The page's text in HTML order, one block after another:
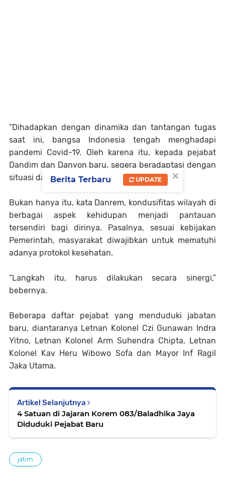
“Dihadapkan dengan dinamika dan tantangan tugas
saat ini, bangsa Indonesia tengah menghadapi
pandemi Covid-19. Oleh karena itu, kepada pejabat
Dandim dan Danyon baru, segera beradaptasi dengan
situasi dan kondisi lingkungan,” ujar Danrem.
Bukan hanya itu, kata Danrem, kondusifitas wilayah di
berbagai aspek kehidupan menjadi pantauan
tersendiri bagi dirinya. Pasalnya, sesuai kebijakan
Pemerintah, masyarakat diwajibkan untuk mematuhi
adanya protokol kesehatan.
“Langkah itu, harus dilakukan secara sinergi,”
bebernya.
Beberapa daftar pejabat yang menduduki jabatan
baru, diantaranya Letnan Kolonel Czi Gunawan Indra
Yitno, Letnan Kolonel Arm Suhendra Chipta, Letnan
Kolonel Kav Heru Wibowo Sofa dan Mayor Inf Ragil
Jaka Utama.
Artikel Selanjutnya
4 Satuan di Jajaran Korem 083/Baladhika Jaya
Diduduki Pejabat Baru
jatim
×
Berita Terbaru UPDATE